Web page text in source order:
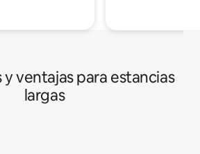
ventajas para estancias
largas